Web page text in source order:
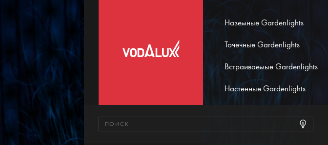
Наземные Gardenlights
Точечные Gardenlights
Встраиваемые Gardenlights
Настенные Gardenlights